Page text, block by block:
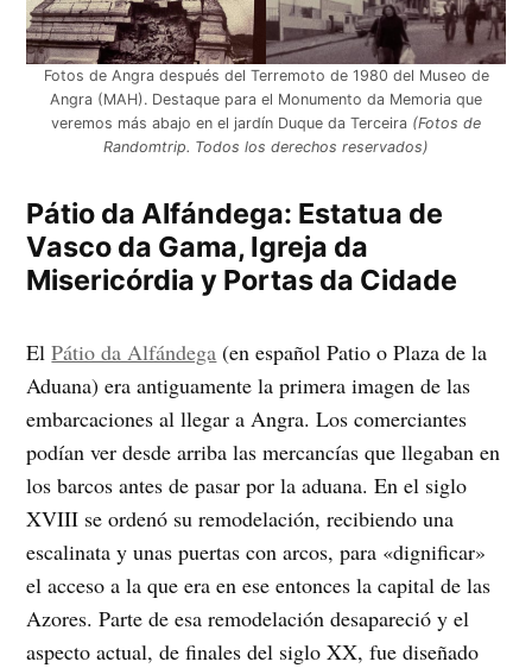
Fotos de Angra después del Terremoto de 1980 del Museo de
Angra (MAH). Destaque para el Monumento da Memoria que
veremos más abajo en el jardín Duque da Terceira (Fotos de
Randomtrip. Todos los derechos reservados)
Pátio da Alfándega: Estatua de
Vasco da Gama, Igreja da
Misericórdia y Portas da Cidade
ElPátio da Alfándega (en español Patio o Plaza de la
Aduana) era antiguamente la primera imagen de las
embarcaciones al llegar a Angra. Los comerciantes
podían ver desde arriba las mercancías que llegaban en
los barcos antes de pasar por la aduana. En el siglo
XVIII se ordenó su remodelación, recibiendo una
escalinata y unas puertas con arcos, para «dignificar»
el acceso a la que era en ese entonces la capital de las
Azores. Parte de esa remodelación desapareció y el
aspecto actual, de finales del siglo XX, fue diseñado